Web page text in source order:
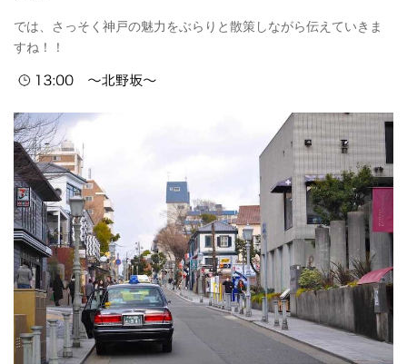
では、さっそく神戸の魅力をぶらりと散策しながら伝えていきま
すね！！